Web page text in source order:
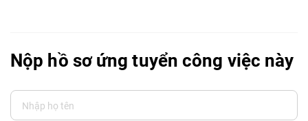
Nộp hồ sơ ứng tuyển công việc này